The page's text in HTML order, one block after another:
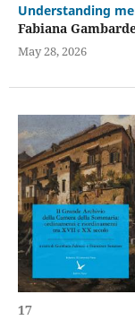
Understanding
Fabiana
May 28, 2026
17